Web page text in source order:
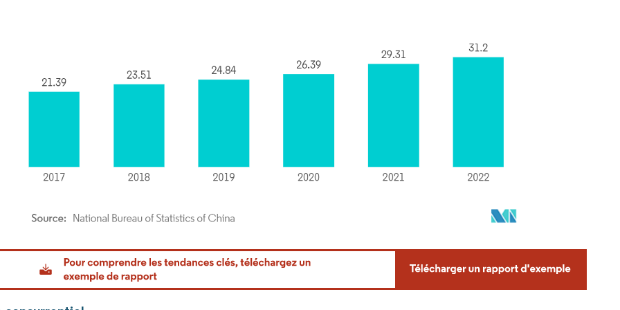
Intelligence. La réutilisation nécessite une attribution sous CC BY 4.0.